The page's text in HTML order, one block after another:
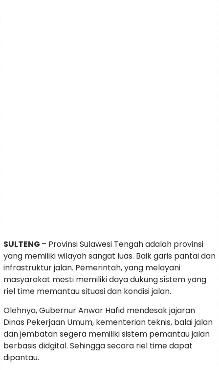
SULTENG – Provinsi Sulawesi Tengah adalah provinsi
yang memiliki wilayah sangat luas. Baik garis pantai dan
infrastruktur jalan. Pemerintah, yang melayani
masyarakat mesti memiliki daya dukung sistem yang
riel time memantau situasi dan kondisi jalan.
Olehnya, Gubernur Anwar Hafid mendesak jajaran
Dinas Pekerjaan Umum, kementerian teknis, balai jalan
dan jembatan segera memiliki sistem pemantau jalan
berbasis didgital. Sehingga secara riel time dapat
dipantau.